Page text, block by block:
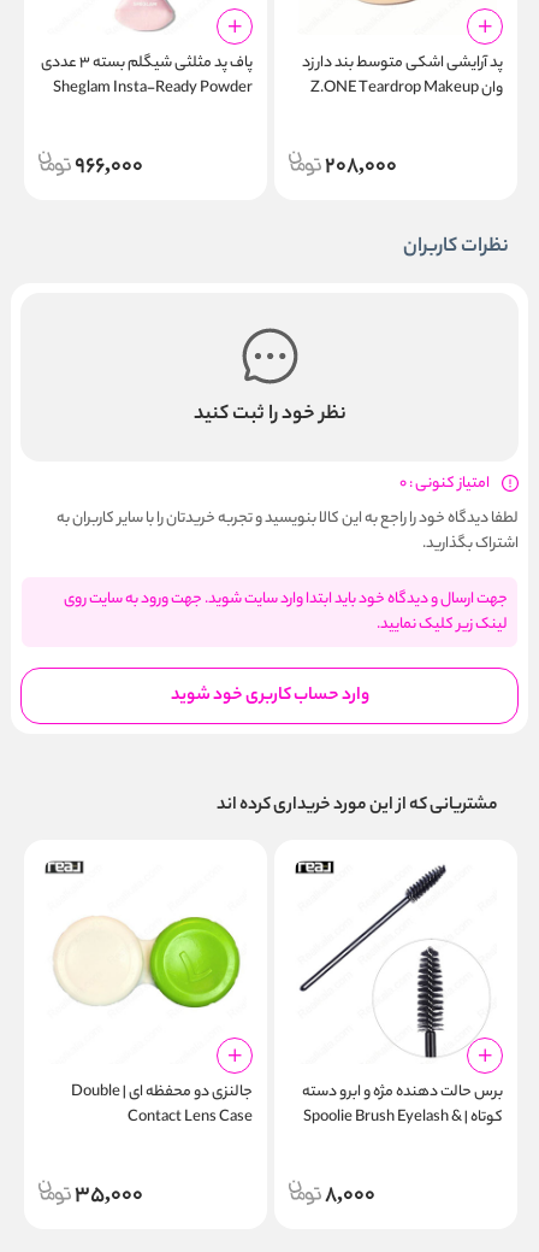
پد آرایشی اشکی متوسط بند دار زد
وان Z.ONE Teardrop Makeup
208,000
پاف پد مثلثی شیگلم بسته ۳ عددی
Sheglam Insta-Ready Powder
966,000
نظرات کاربران
نظر خود را ثبت کنید
امتیاز کنونی : 0
لطفا دیدگاه خود را راجع به این کالا بنویسید و تجربه خریدتان را با سایر کاربران به
اشتراک بگذارید.
جهت ارسال و دیدگاه خود باید ابتدا وارد سایت شوید. جهت ورود به سایت روی
لینک زیر کلیک نمایید.
وارد حساب کاربری خود شوید
مشتریانی که از این مورد خریداری کرده اند
برس حالت‌ دهنده مژه و ابرو دسته
کوتاه | Spoolie Brush Eyelash &
8,000
جالنزی دو محفظه ای | Double
Contact Lens Case
35,000